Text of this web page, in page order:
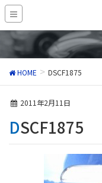
HOME DSCF1875
2011年2月11日
DSCF1875